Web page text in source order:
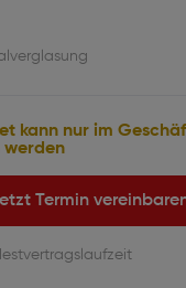
kann nur im
werden
Jetzt Termin